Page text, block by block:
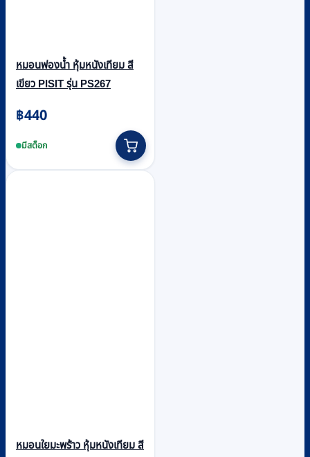
หมอนฟองน้ำ หุ้มหนังเทียม สี
เขียว PISIT รุ่น PS267
฿440
มีสต็อก
หมอนใยมะพร้าว หุ้มหนังเทียม สี